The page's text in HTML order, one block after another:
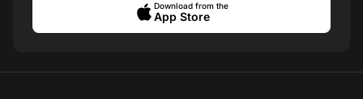
Download from the
App Store